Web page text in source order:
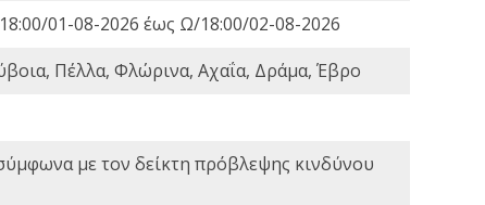
01-08-2026 έως Ω/18:00/02-08-2026
Πέλλα, Φλώρινα, Αχαΐα, Δράμα, Έβρο
με τον δείκτη πρόβλεψης κινδύνου